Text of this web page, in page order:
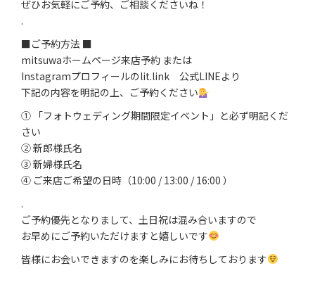
ぜひお気軽にご予約、ご相談くださいね！
.
■ご予約方法 ■
mitsuwaホームページ来店予約 または
Instagramプロフィールのlit.link 公式LINEより
下記の内容を明記の上、ご予約ください
① 「フォトウェディング期間限定イベント」と必ず明記くだ
さい
② 新郎様氏名
③ 新婦様氏名
④ ご来店ご希望の日時（10:00 / 13:00 / 16:00 ）
.
ご予約優先となりまして、土日祝は混み合いますので
お早めにご予約いただけますと嬉しいです
皆様にお会いできますのを楽しみにお待ちしております